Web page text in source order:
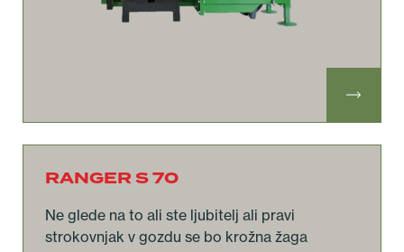
RANGER S 70
Ne glede na to ali ste ljubitelj ali pravi
strokovnjak v gozdu se bo krožna žaga